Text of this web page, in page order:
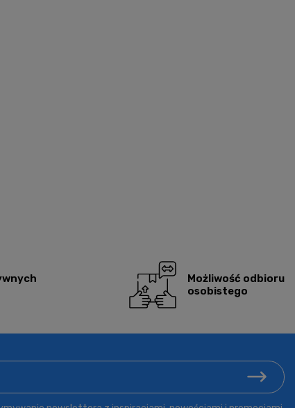
Możliwość odbioru
osobistego